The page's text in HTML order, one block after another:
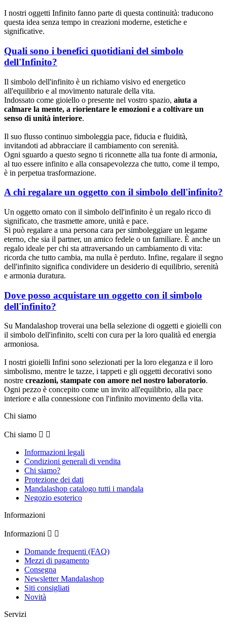
I nostri oggetti Infinito fanno parte di questa continuità: traducono
questa idea senza tempo in creazioni moderne, estetiche e
significative.
Quali sono i benefici quotidiani del simbolo
dell'Infinito?
Il simbolo dell'infinito è un richiamo visivo ed energetico
all'equilibrio e al movimento naturale della vita.
Indossato come gioiello o presente nel vostro spazio, aiuta a
calmare la mente, a riorientare le emozioni e a coltivare un
senso di unità interiore.
Il suo flusso continuo simboleggia pace, fiducia e fluidità,
invitandoti ad abbracciare il cambiamento con serenità.
Ogni sguardo a questo segno ti riconnette alla tua fonte di armonia,
al tuo essere infinito e alla consapevolezza che tutto, come il tempo,
è in perpetua trasformazione.
A chi regalare un oggetto con il simbolo dell'infinito?
Un oggetto ornato con il simbolo dell'infinito è un regalo ricco di
significato, che trasmette amore, unità e pace.
Si può regalare a una persona cara per simboleggiare un legame
eterno, che sia il partner, un amico fedele o un familiare. È anche un
regalo ideale per chi sta attraversando un cambiamento di vita:
ricorda che tutto cambia, ma nulla è perduto. Infine, regalare il segno
dell'infinito significa condividere un desiderio di equilibrio, serenità
e armonia duratura.
Dove posso acquistare un oggetto con il simbolo
dell'infinito?
Su Mandalashop troverai una bella selezione di oggetti e gioielli con
il simbolo dell'infinito, scelti con cura per la loro qualità ed energia
armoniosa.
I nostri gioielli Infini sono selezionati per la loro eleganza e il loro
simbolismo, mentre le tazze, i tappeti e gli oggetti decorativi sono
nostre creazioni, stampate con amore nel nostro laboratorio.
Ogni pezzo è concepito come un invito all'equilibrio, alla pace
interiore e alla connessione con l'infinito movimento della vita.
Chi siamo
Chi siamo  
Informazioni legali
Condizioni generali di vendita
Chi siamo?
Protezione dei dati
Mandalashop catalogo tutti i mandala
Negozio esoterico
Informazioni
Informazioni  
Domande frequenti (FAQ)
Mezzi di pagamento
Consegna
Newsletter Mandalashop
Siti consigliati
Novità
Servizi